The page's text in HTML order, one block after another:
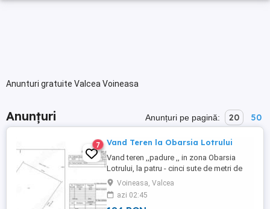
Anunturi gratuite Valcea Voineasa
Anunțuri Anunțuri pe pagină: 20 50
7 Vand Teren la Obarsia Lotrului
Vand teren ,,padure ,, in zona Obarsia
Lotrului, la patru - cinci sute de metri de
Hanul Haiducilor si sapte km de
Transalpina Skiy resort. Terenul este in
categoria -intravilan- prins in PUZ - ul
Voineasa, Valcea
azi 02:45